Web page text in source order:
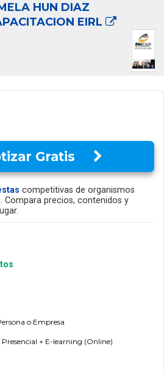
HUN DIAZ
EIRL
Gratis
competitivas de organismos
Compara precios, contenidos y
o Empresa
Presencial + E-learning (Online)